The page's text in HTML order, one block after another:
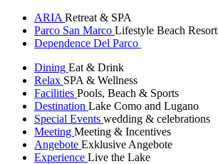
ARIA Retreat & SPA
Parco San Marco Lifestyle Beach Resort
Dependence Del Parco
Dining Eat & Drink
Relax SPA & Wellness
Facilities Pools, Beach & Sports
Destination Lake Como and Lugano
Special Events wedding & celebrations
Meeting Meeting & Incentives
Angebote Exklusive Angebote
Experience Live the Lake